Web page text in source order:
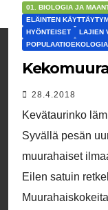
01. BIOLOGIA JA
ELÄINTEN
HYÖNTEISET
LAJIEN
POPULAATIOEKOLOGIA
28.4.2018
Kevätaurinko
Syvällä pesän
muurahaiset
Eilen satuin